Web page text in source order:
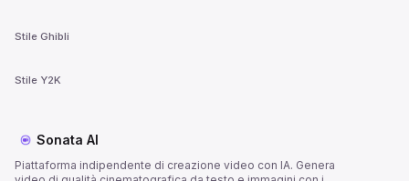
Stile Ghibli
Stile Y2K
Sonata AI
Piattaforma indipendente di creazione video con IA. Genera